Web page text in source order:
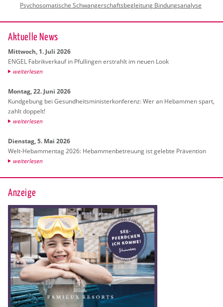
Psychosomatische Schwangerschaftsbegleitung Bindungsanalyse
Ak­tu­el­le News
Mitt­woch, 1. Juli 2026
ENGEL Fa­brik­ver­kauf in Pful­lin­gen er­strahlt im neuen Look
wei­ter­le­sen
Mon­tag, 22. Juni 2026
Kund­ge­bung bei Ge­sund­heits­mi­nis­ter­kon­fe­renz: Wer an Heb­am­men spart,
zahlt dop­pelt!
wei­ter­le­sen
Diens­tag, 5. Mai 2026
Welt-Heb­am­men­tag 2026: Heb­am­men­be­treu­ung ist ge­leb­te Prä­ven­ti­on
wei­ter­le­sen
Anzeige